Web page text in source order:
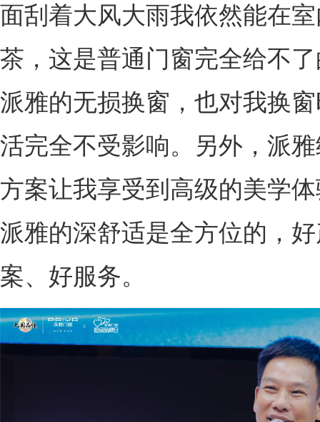
面刮着大风大雨我依然能在
茶，这是普通门窗完全给不
派雅的无损换窗，也对我换
活完全不受影响。另外，派
方案让我享受到高级的美学
派雅的深舒适是全方位的，
案、好服务。